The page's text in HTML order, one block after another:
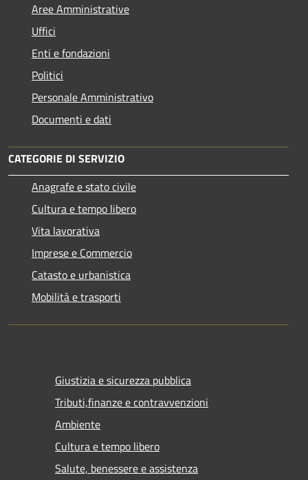
Aree Amministrative
Uffici
Enti e fondazioni
Politici
Personale Amministrativo
Documenti e dati
CATEGORIE DI SERVIZIO
Anagrafe e stato civile
Cultura e tempo libero
Vita lavorativa
Imprese e Commercio
Catasto e urbanistica
Mobilità e trasporti
Giustizia e sicurezza pubblica
Tributi,finanze e contravvenzioni
Ambiente
Cultura e tempo libero
Salute, benessere e assistenza